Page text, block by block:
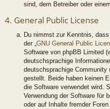
sind, dem Betreiber oder
4. General Public License
Du nimmst zur Kenntnis,
der „GNU General Public
Software von phpBB Limited
deutschsprachige
deutschsprachige Community
gestellt. Beide haben keinen
die Software verwendet wird.
Verwendung der Software für
oder auf Inhalte fremder